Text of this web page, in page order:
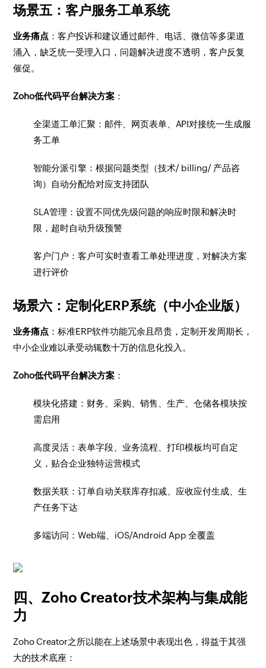
场景五：客户服务工单系统
业务痛点 ：客户投诉和建议通过邮件、电话、微信等多渠道
涌入，缺乏统一受理入口，问题解决进度不透明，客户反复
催促。
Zoho低代码平台解决方案 ：
全渠道工单汇聚：邮件、网页表单、API对接统一生成服
务工单
智能分派引擎：根据问题类型（技术/ billing/ 产品咨
询）自动分配给对应支持团队
SLA管理：设置不同优先级问题的响应时限和解决时
限，超时自动升级预警
客户门户：客户可实时查看工单处理进度，对解决方案
进行评价
场景六：定制化ERP系统（中小企业版）
业务痛点 ：标准ERP软件功能冗余且昂贵，定制开发周期长，
中小企业难以承受动辄数十万的信息化投入。
Zoho低代码平台解决方案 ：
模块化搭建：财务、采购、销售、生产、仓储各模块按
需启用
高度灵活：表单字段、业务流程、打印模板均可自定
义，贴合企业独特运营模式
数据关联：订单自动关联库存扣减、应收应付生成、生
产任务下达
多端访问：Web端、iOS/Android App 全覆盖
四、Zoho Creator技术架构与集成能
力
Zoho Creator之所以能在上述场景中表现出色，得益于其强
大的技术底座：